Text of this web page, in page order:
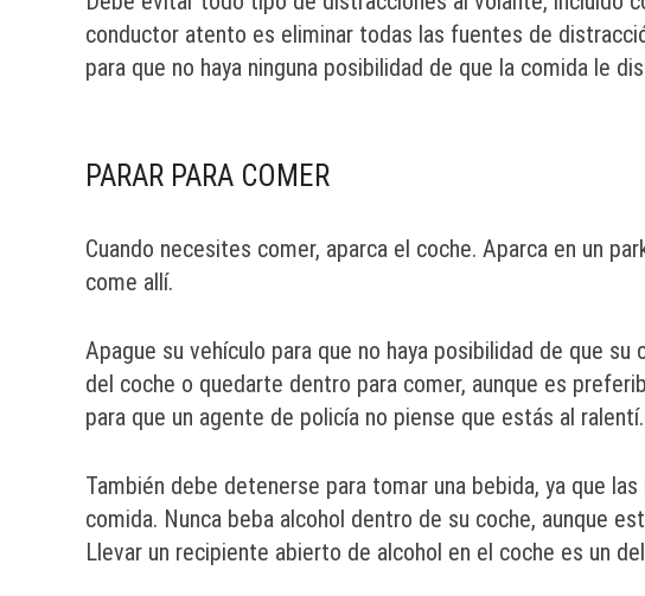
conductor atento es eliminar todas las fuentes de
para que no haya ninguna posibilidad de que la comida le
PARAR PARA COMER
Cuando necesites comer, aparca el coche. Aparca en un
come allí.
Apague su vehículo para que no haya posibilidad de que
del coche o quedarte dentro para comer, aunque es
para que un agente de policía no piense que estás al ralentí.
También debe detenerse para tomar una bebida, ya que
comida. Nunca beba alcohol dentro de su coche, aunque
Llevar un recipiente abierto de alcohol en el coche es un